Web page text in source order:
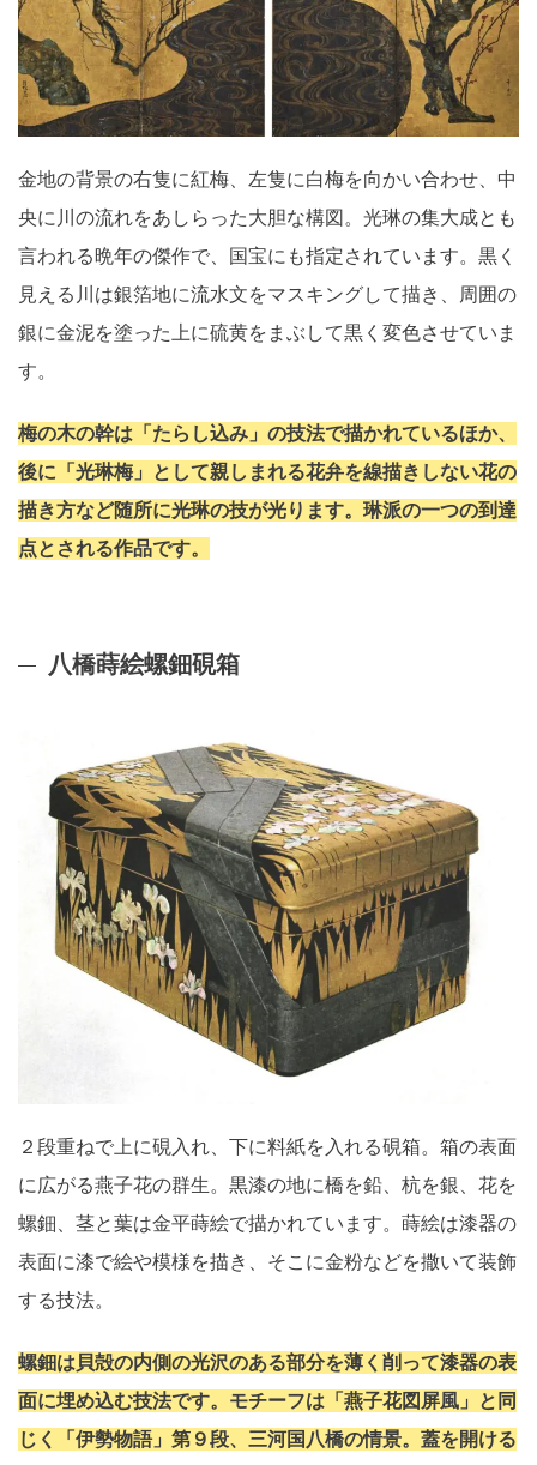
金地の背景の右隻に紅梅、左隻に白梅を向かい合わせ、中
央に川の流れをあしらった大胆な構図。光琳の集大成とも
言われる晩年の傑作で、国宝にも指定されています。黒く
見える川は銀箔地に流水文をマスキングして描き、周囲の
銀に金泥を塗った上に硫黄をまぶして黒く変色させていま
す。
梅の木の幹は「たらし込み」の技法で描かれているほか、
後に「光琳梅」として親しまれる花弁を線描きしない花の
描き方など随所に光琳の技が光ります。琳派の一つの到達
点とされる作品です。
八橋蒔絵螺鈿硯箱
２段重ねで上に硯入れ、下に料紙を入れる硯箱。箱の表面
に広がる燕子花の群生。黒漆の地に橋を鉛、杭を銀、花を
螺鈿、茎と葉は金平蒔絵で描かれています。蒔絵は漆器の
表面に漆で絵や模様を描き、そこに金粉などを撒いて装飾
する技法。
螺鈿は貝殻の内側の光沢のある部分を薄く削って漆器の表
面に埋め込む技法です。モチーフは「燕子花図屏風」と同
じく「伊勢物語」第９段、三河国八橋の情景。蓋を開ける